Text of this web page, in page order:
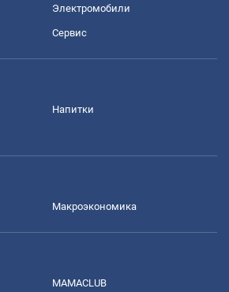
Электромобили
Сервис
Напитки
Mакроэкономика
MAMACLUB